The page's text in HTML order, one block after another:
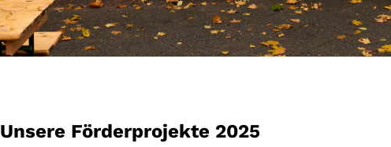
Unsere Förderprojekte 2025